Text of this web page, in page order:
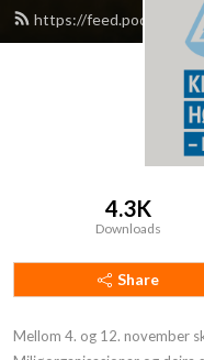
https://
4.3K
Downloads
Share
Mellom 4. og 12. november